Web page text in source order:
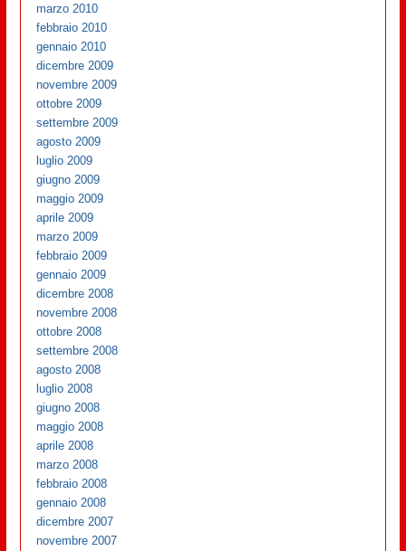
marzo 2010
febbraio 2010
gennaio 2010
dicembre 2009
novembre 2009
ottobre 2009
settembre 2009
agosto 2009
luglio 2009
giugno 2009
maggio 2009
aprile 2009
marzo 2009
febbraio 2009
gennaio 2009
dicembre 2008
novembre 2008
ottobre 2008
settembre 2008
agosto 2008
luglio 2008
giugno 2008
maggio 2008
aprile 2008
marzo 2008
febbraio 2008
gennaio 2008
dicembre 2007
novembre 2007